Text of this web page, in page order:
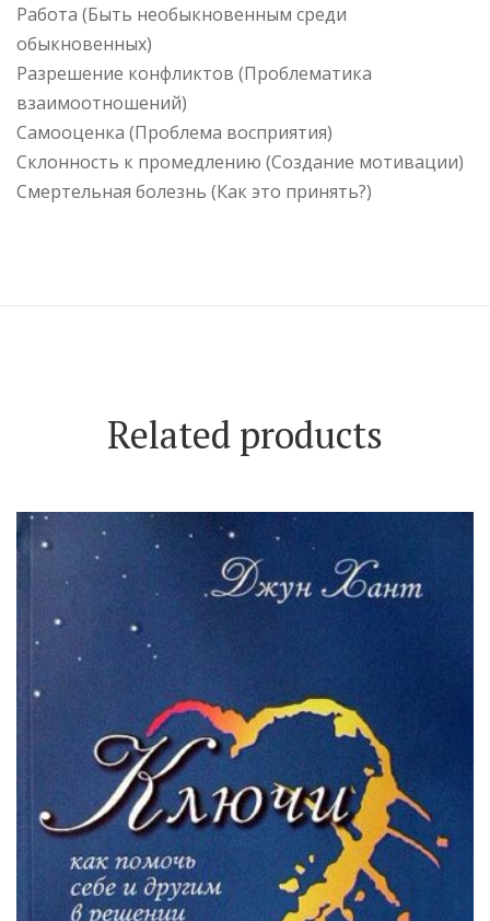
Работа (Быть необыкновенным среди
обыкновенных)
Разрешение конфликтов (Проблематика
взаимоотношений)
Самооценка (Проблема восприятия)
Склонность к промедлению (Создание мотивации)
Смертельная болезнь (Как это принять?)
Related products